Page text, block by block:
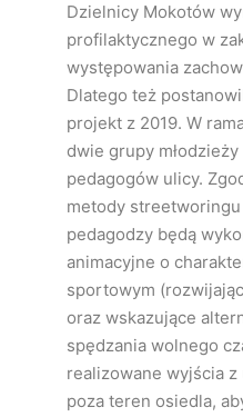
Dzielnicy Mokotów
profilaktycznego w
występowania
Dlatego też
projekt z 2019. W
dwie grupy
pedagogów ulicy.
metody
pedagodzy będą
animacyjne o
sportowym
oraz wskazujące
spędzania wolnego
realizowane wyjścia
poza teren osiedla,